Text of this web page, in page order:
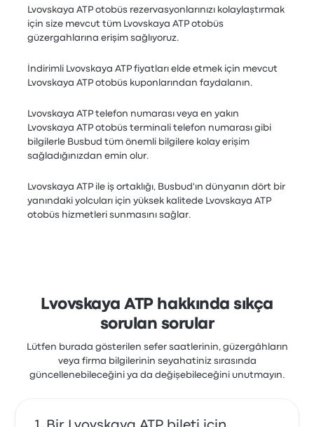
Lvovskaya ATP otobüs rezervasyonlarınızı kolaylaştırmak
için size mevcut tüm Lvovskaya ATP otobüs
güzergahlarına erişim sağlıyoruz.
İndirimli Lvovskaya ATP fiyatları elde etmek için mevcut
Lvovskaya ATP otobüs kuponlarından faydalanın.
Lvovskaya ATP telefon numarası veya en yakın
Lvovskaya ATP otobüs terminali telefon numarası gibi
bilgilerle Busbud tüm önemli bilgilere kolay erişim
sağladığınızdan emin olur.
Lvovskaya ATP ile iş ortaklığı, Busbud'ın dünyanın dört bir
yanındaki yolcuları için yüksek kalitede Lvovskaya ATP
otobüs hizmetleri sunmasını sağlar.
Lvovskaya ATP hakkında sıkça
sorulan sorular
Lütfen burada gösterilen sefer saatlerinin, güzergâhların
veya firma bilgilerinin seyahatiniz sırasında
güncellenebileceğini ya da değişebileceğini unutmayın.